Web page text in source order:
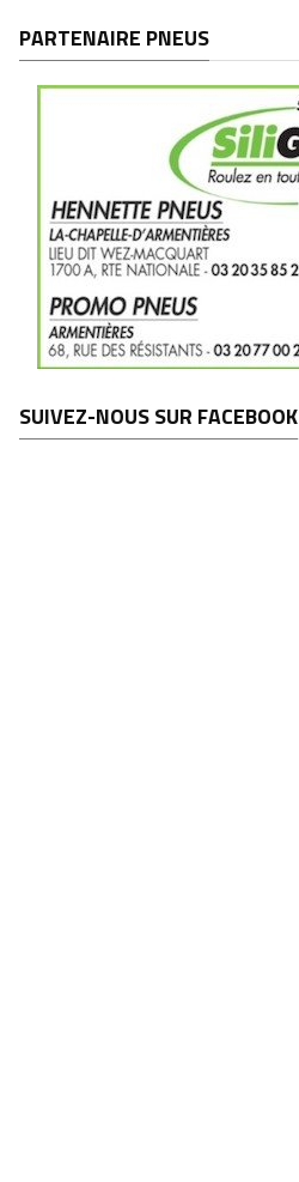
PARTENAIRE PNEUS
SUIVEZ-NOUS SUR FACEBOOK